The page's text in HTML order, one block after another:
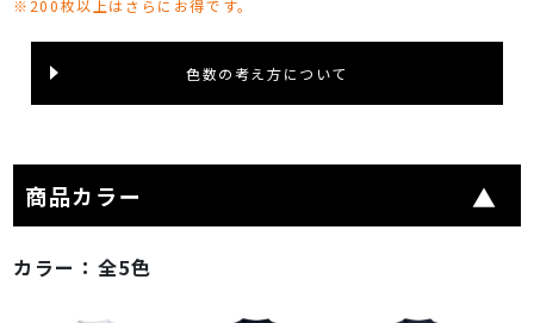
※200枚以上はさらにお得です。
色数の考え方について
商品カラー
カラー： 全5色